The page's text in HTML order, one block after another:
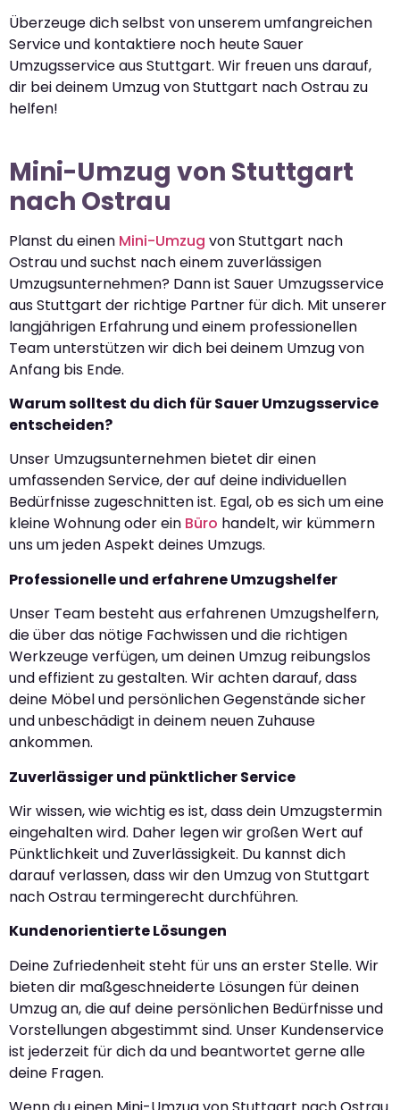
Überzeuge dich selbst von unserem umfangreichen
Service und kontaktiere noch heute Sauer
Umzugsservice aus Stuttgart. Wir freuen uns darauf,
dir bei deinem Umzug von Stuttgart nach Ostrau zu
helfen!
Mini-Umzug von Stuttgart
nach Ostrau
Planst du einen Mini-Umzug von Stuttgart nach
Ostrau und suchst nach einem zuverlässigen
Umzugsunternehmen? Dann ist Sauer Umzugsservice
aus Stuttgart der richtige Partner für dich. Mit unserer
langjährigen Erfahrung und einem professionellen
Team unterstützen wir dich bei deinem Umzug von
Anfang bis Ende.
Warum solltest du dich für Sauer Umzugsservice
entscheiden?
Unser Umzugsunternehmen bietet dir einen
umfassenden Service, der auf deine individuellen
Bedürfnisse zugeschnitten ist. Egal, ob es sich um eine
kleine Wohnung oder ein Büro handelt, wir kümmern
uns um jeden Aspekt deines Umzugs.
Professionelle und erfahrene Umzugshelfer
Unser Team besteht aus erfahrenen Umzugshelfern,
die über das nötige Fachwissen und die richtigen
Werkzeuge verfügen, um deinen Umzug reibungslos
und effizient zu gestalten. Wir achten darauf, dass
deine Möbel und persönlichen Gegenstände sicher
und unbeschädigt in deinem neuen Zuhause
ankommen.
Zuverlässiger und pünktlicher Service
Wir wissen, wie wichtig es ist, dass dein Umzugstermin
eingehalten wird. Daher legen wir großen Wert auf
Pünktlichkeit und Zuverlässigkeit. Du kannst dich
darauf verlassen, dass wir den Umzug von Stuttgart
nach Ostrau termingerecht durchführen.
Kundenorientierte Lösungen
Deine Zufriedenheit steht für uns an erster Stelle. Wir
bieten dir maßgeschneiderte Lösungen für deinen
Umzug an, die auf deine persönlichen Bedürfnisse und
Vorstellungen abgestimmt sind. Unser Kundenservice
ist jederzeit für dich da und beantwortet gerne alle
deine Fragen.